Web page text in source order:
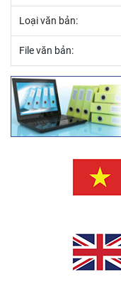
Loại văn bản:
File văn bản: